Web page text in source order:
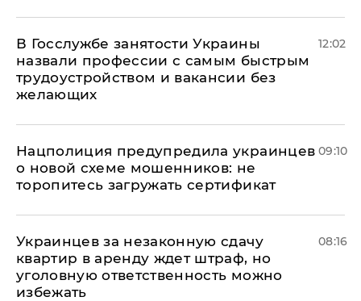
В Госслужбе занятости Украины
назвали профессии с самым быстрым
трудоустройством и вакансии без
желающих
12:02
Нацполиция предупредила украинцев
о новой схеме мошенников: не
торопитесь загружать сертификат
09:10
Украинцев за незаконную сдачу
квартир в аренду ждет штраф, но
уголовную ответственность можно
избежать
08:16